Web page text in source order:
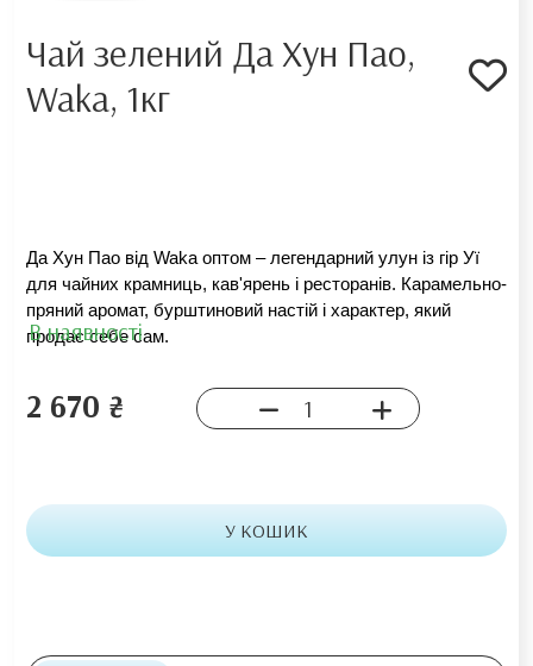
Чай зелений Да Хун Пао,
Waka, 1кг
Да Хун Пао від Waka оптом – легендарний улун із гір Уї
для чайних крамниць, кав'ярень і ресторанів. Карамельно-
пряний аромат, бурштиновий настій і характер, який
продає себе сам.
В наявності
2 670 ₴
У КОШИК